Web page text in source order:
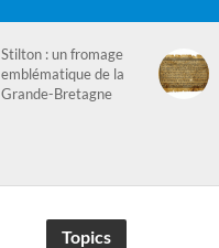
Stilton : un fromage
emblématique de la
Grande-Bretagne
Topics